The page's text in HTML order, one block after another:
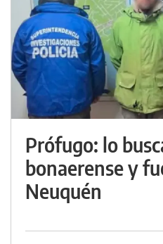
Prófugo: lo
bonaerense y
Neuquén